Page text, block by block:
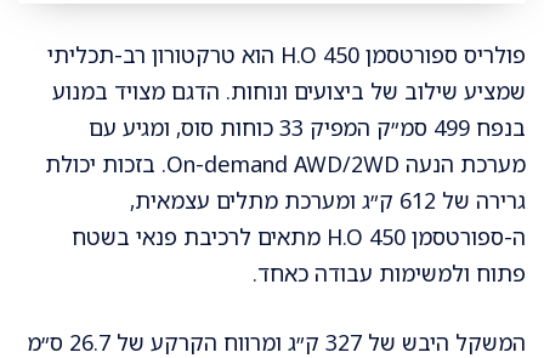
פולריס ספורטסמן 450 H.O הוא טרקטורון רב-תכליתי
שמציע שילוב של ביצועים ונוחות. הדגם מצויד במנוע
בנפח 499 סמ״ק המפיק 33 כוחות סוס, ומגיע עם
מערכת הנעה On-demand AWD/2WD. בזכות יכולת
גרירה של 612 ק״ג ומערכת מתלים עצמאית,
ה-ספורטסמן 450 H.O מתאים לרכיבת פנאי בשטח
פתוח ולמשימות עבודה כאחד.
המשקל היבש של 327 ק״ג ומרווח הקרקע של 26.7 ס״מ